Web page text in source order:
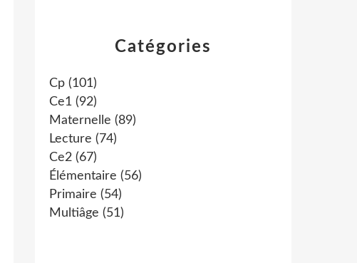
Catégories
Cp (101)
Ce1 (92)
Maternelle (89)
Lecture (74)
Ce2 (67)
Élémentaire (56)
Primaire (54)
Multiâge (51)